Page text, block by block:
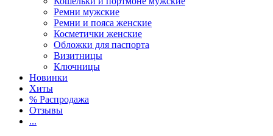
Ремни мужские
Ремни и пояса женские
Косметички женские
Обложки для паспорта
Визитницы
Ключницы
Новинки
Хиты
% Распродажа
Отзывы
...